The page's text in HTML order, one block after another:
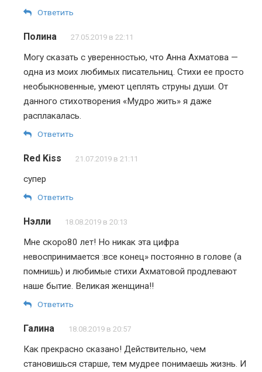
Ответить
Полина 27.05.2019 в 22:11
Могу сказать с уверенностью, что Анна Ахматова —
одна из моих любимых писательниц. Стихи ее просто
необыкновенные, умеют цеплять струны души. От
данного стихотворения «Мудро жить» я даже
расплакалась.
Ответить
Red Kiss 21.07.2019 в 21:11
супер
Ответить
Нэлли 18.08.2019 в 20:13
Мне скоро80 лет! Но никак эта цифра
невоспринимается :все конец» постоянно в голове (а
помнишь) и любимые стихи Ахматовой продлевают
наше бытие. Великая женщина!!
Ответить
Галина 18.08.2019 в 20:57
Как прекрасно сказано! Действительно, чем
становишься старше, тем мудрее понимаешь жизнь. И